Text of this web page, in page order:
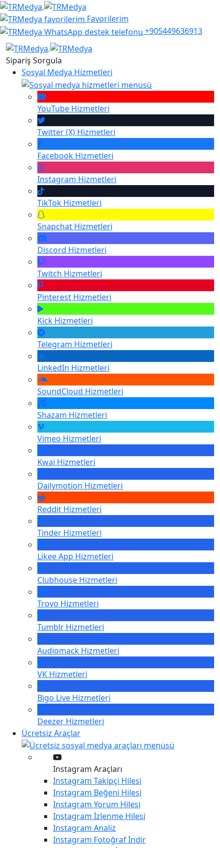
Favorilerim
+905449636913
Sipariş Sorgula
Sosyal Medya Hizmetleri
YouTube Hizmetleri
Twitter (X) Hizmetleri
Facebook Hizmetleri
Instagram Hizmetleri
TikTok Hizmetleri
Snapchat Hizmetleri
Discord Hizmetleri
Twitch Hizmetleri
Pinterest Hizmetleri
Kick Hizmetleri
Telegram Hizmetleri
LinkedIn Hizmetleri
SoundCloud Hizmetleri
Shazam Hizmetleri
Vimeo Hizmetleri
Kwai Hizmetleri
Dailymotion Hizmetleri
Reddit Hizmetleri
Tinder Hizmetleri
Likee App Hizmetleri
Clubhouse Hizmetleri
Trovo Hizmetleri
Tumblr Hizmetleri
Audiomack Hizmetleri
VK Hizmetleri
Bigo Live Hizmetleri
Deezer Hizmetleri
Ücretsiz Araçlar
Instagram Araçları
Instagram Takipçi Hilesi
Instagram Beğeni Hilesi
Instagram Yorum Hilesi
Instagram İzlenme Hilesi
Instagram Analiz
Instagram Fotoğraf İndir